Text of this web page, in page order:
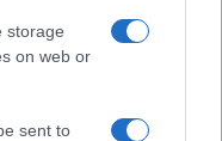
storage
on web or
sent to
το iPaideia.gr στο